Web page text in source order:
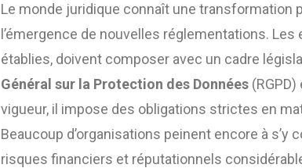
Le monde juridique connaît une transformation
l’émergence de nouvelles réglementations.
établies, doivent composer avec un cadre
Général sur la Protection des Données
vigueur, il impose des obligations strictes en
Beaucoup d’organisations peinent encore à
risques financiers et réputationnels